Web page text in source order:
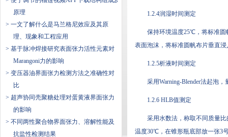
原理
> 一文了解什么是​马兰格尼效应及其原
理、现象和工程应用
> 基于脉冲焊接研究表面张力活性元素对
Marangoni力的影响
> 变压器油界面张力检测方法之准确性对
比
> 超声协同壳聚糖处理对蛋黄液界面张力
的影响
> 不同两性聚合物界面张力、溶解性能及
抗盐性检测结果
1.2.4润湿时间测定
保持环境温度25℃，将标
表面泡沫，将标准圆帆布片垂直浸入
1.2.5析液时间测定
采用Warning-Blender法起泡，
1.2.6 HLB值测定
采用水数法，称取不同质
温度30℃，在锥形瓶底部放一张3号字